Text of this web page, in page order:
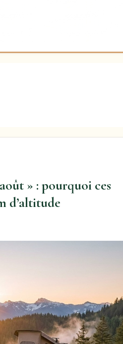
» : pourquoi ces
d’altitude